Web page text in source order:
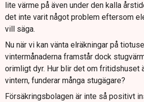
lite värme på även under den kalla
det inte varit något problem eftersom
vill säga.
Nu när vi kan vänta elräkningar på
vintermånaderna framstår dock
orimligt dyr. Hur blir det om fritidshuset
vintern, funderar många stugägare?
Försäkringsbolagen är inte så positivt